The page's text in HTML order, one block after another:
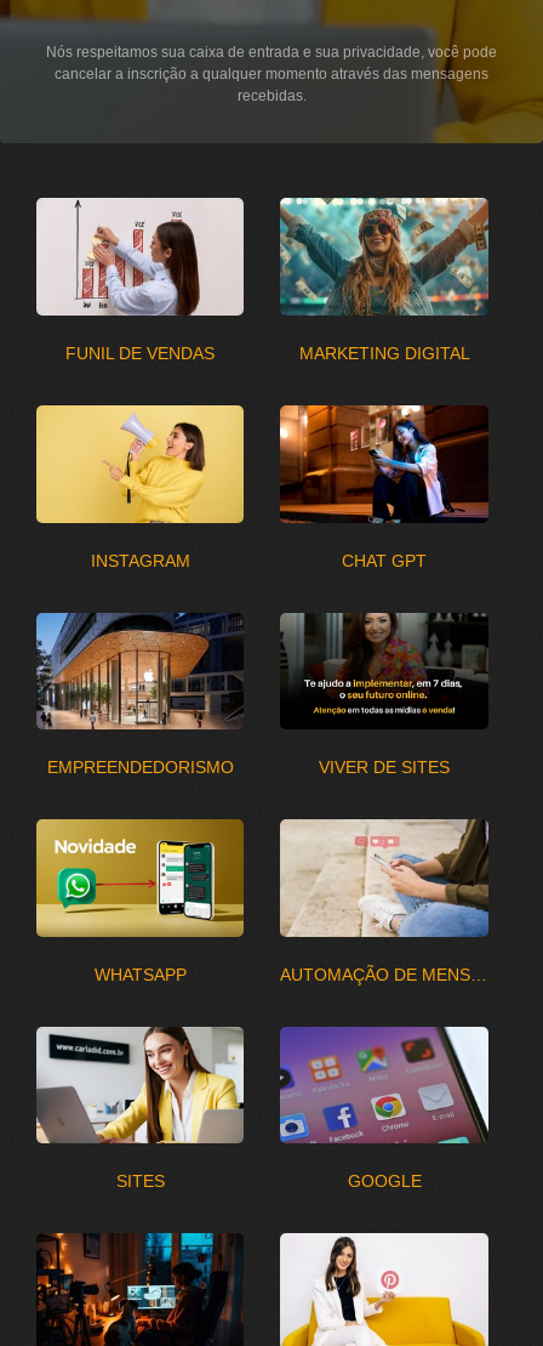
Nós respeitamos sua caixa de entrada e sua privacidade, você pode
cancelar a inscrição a qualquer momento através das mensagens
recebidas.
FUNIL DE VENDAS MARKETING DIGITAL
INSTAGRAM CHAT GPT
EMPREENDEDORISMO VIVER DE SITES
WHATSAPP
SITES GOOGLE